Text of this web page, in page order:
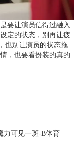
要让演员信得过融入
定的状态，别再让疲
也别让演员的状态拖
，也要看扮装的真的
力可见一斑-B体育